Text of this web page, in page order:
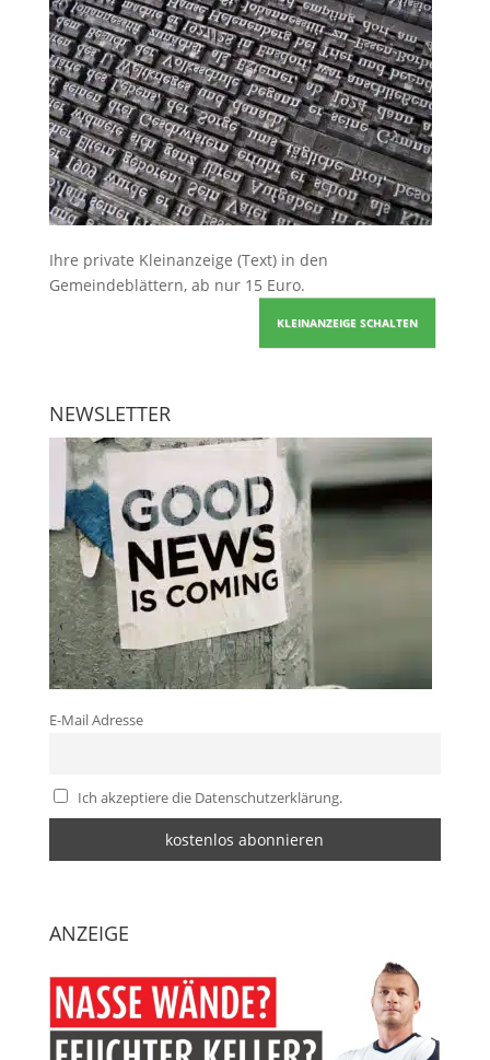
Ihre private Kleinanzeige (Text) in den
Gemeindeblättern, ab nur 15 Euro.
KLEINANZEIGE SCHALTEN
NEWSLETTER
E-Mail Adresse
Ich akzeptiere die Datenschutzerklärung.
ANZEIGE